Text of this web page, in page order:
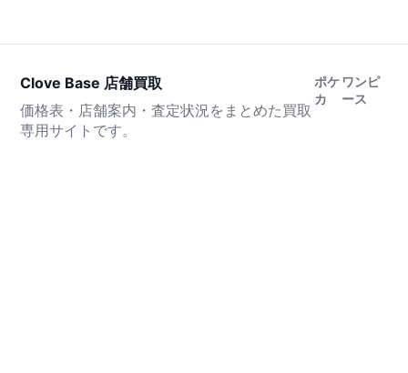
Clove Base 店舗買取
価格表・店舗案内・査定状況をまとめた買取
専用サイトです。
ポケ
カ
ワンピ
ース